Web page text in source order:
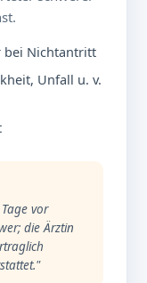
bei Nichtantritt
Unfall u. v.
vor
die Ärztin